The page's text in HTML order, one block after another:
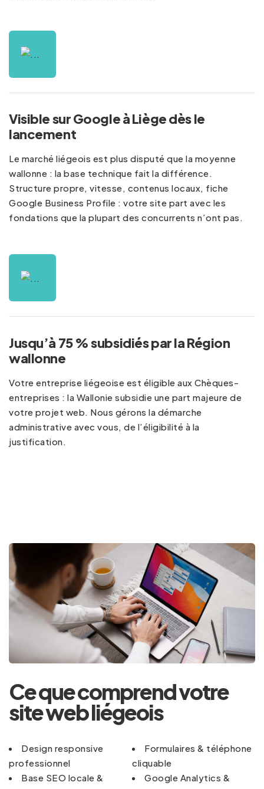
Visible sur Google à Liège dès le
lancement
Le marché liégeois est plus disputé que la moyenne
wallonne : la base technique fait la différence.
Structure propre, vitesse, contenus locaux, fiche
Google Business Profile : votre site part avec les
fondations que la plupart des concurrents n’ont pas.
Jusqu’à 75 % subsidiés par la Région
wallonne
Votre entreprise liégeoise est éligible aux Chèques-
entreprises : la Wallonie subsidie une part majeure de
votre projet web. Nous gérons la démarche
administrative avec vous, de l’éligibilité à la
justification.
Ce que comprend votre
site web liégeois
Design responsive
professionnel
Base SEO locale &
Formulaires & téléphone
cliquable
Google Analytics &